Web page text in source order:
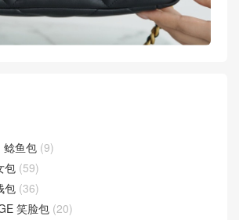
鲶鱼包 (9)
包 (59)
包 (36)
笑脸包 (20)